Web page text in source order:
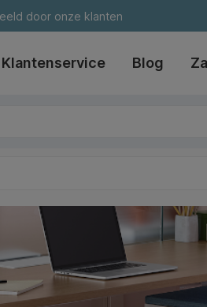
door onze klanten
Klantenservice Blog